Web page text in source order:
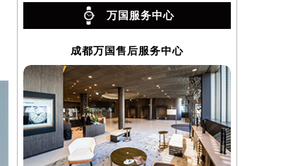
万国服务中心
成都万国售后服务中心